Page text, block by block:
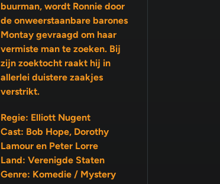
buurman, wordt Ronnie door
de onweerstaanbare barones
Montay gevraagd om haar
vermiste man te zoeken. Bij
zijn zoektocht raakt hij in
allerlei duistere zaakjes
verstrikt.
Regie: Elliott Nugent
Cast: Bob Hope, Dorothy
Lamour en Peter Lorre
Land: Verenigde Staten
Genre: Komedie / Mystery